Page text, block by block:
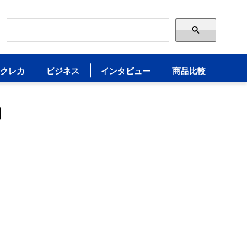
クレカ ビジネス インタビュー 商品比較